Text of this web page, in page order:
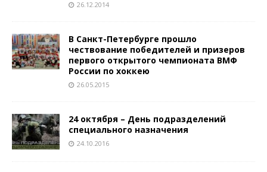
26.12.2014
В Санкт-Петербурге прошло
чествование победителей и призеров
первого открытого чемпионата ВМФ
России по хоккею
26.05.2015
24 октября – День подразделений
специального назначения
24.10.2016